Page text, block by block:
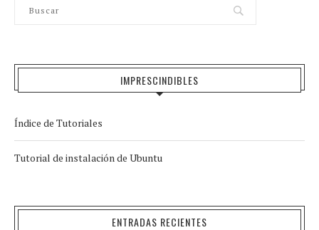
IMPRESCINDIBLES
Índice de Tutoriales
Tutorial de instalación de Ubuntu
ENTRADAS RECIENTES